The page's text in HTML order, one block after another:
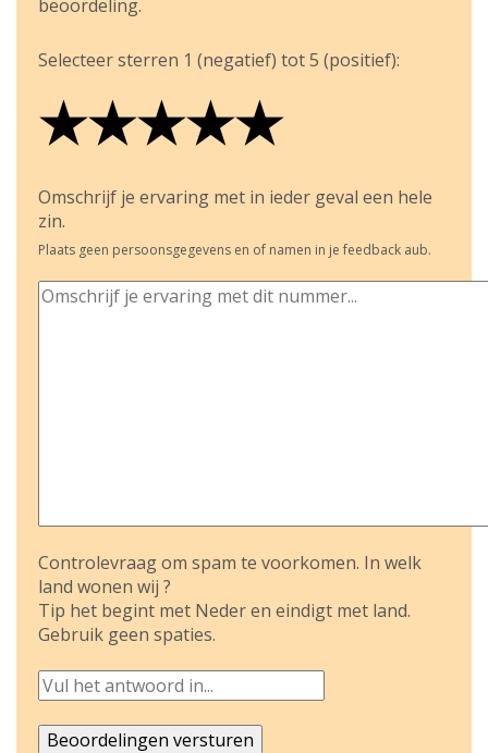
beoordeling.
Selecteer sterren 1 (negatief) tot 5 (positief):
★
★★
★★★
★★★★
★★★★★
Omschrijf je ervaring met in ieder geval een hele
zin.
Plaats geen persoonsgegevens en of namen in je feedback aub.
Controlevraag om spam te voorkomen. In welk
land wonen wij ?
Tip het begint met Neder en eindigt met land.
Gebruik geen spaties.